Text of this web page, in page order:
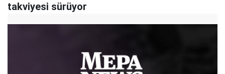
takviyesi sürüyor